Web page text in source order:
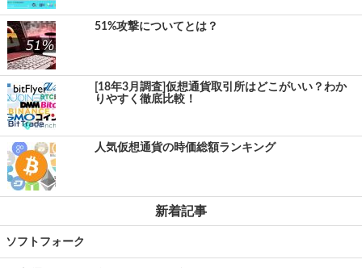
51%攻撃についてとは？
[18年3月調査]仮想通貨取引所はどこがいい？わか
りやすく徹底比較！
人気仮想通貨の時価総額ランキング
新着記事
ソフトフォーク